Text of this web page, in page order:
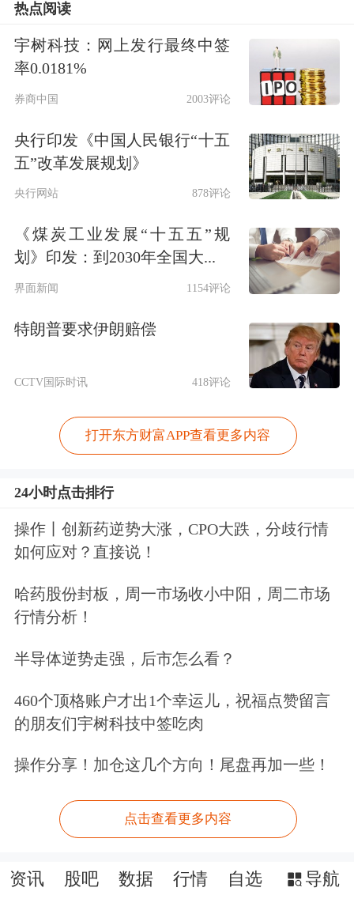
热点阅读
宇树科技：网上发行最终中签
率0.0181%
券商中国 2003评论
央行印发《中国人民银行“十五
五”改革发展规划》
央行网站 878评论
《煤炭工业发展“十五五”规
划》印发：到2030年全国大...
界面新闻 1154评论
特朗普要求伊朗赔偿
CCTV国际时讯 418评论
打开东方财富APP查看更多内容
24小时点击排行
操作丨创新药逆势大涨，CPO大跌，分歧行情
如何应对？直接说！
哈药股份封板，周一市场收小中阳，周二市场
行情分析！
半导体逆势走强，后市怎么看？
460个顶格账户才出1个幸运儿，祝福点赞留言
的朋友们宇树科技中签吃肉
操作分享！加仓这几个方向！尾盘再加一些！
点击查看更多内容
资讯 股吧 数据 行情 自选 导航